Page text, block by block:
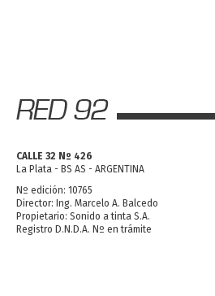
CALLE 32 Nº 426
La Plata - BS AS - ARGENTINA
Nº edición: 10765
Director: Ing. Marcelo A. Balcedo
Propietario: Sonido a tinta S.A.
Registro D.N.D.A. Nº en trámite